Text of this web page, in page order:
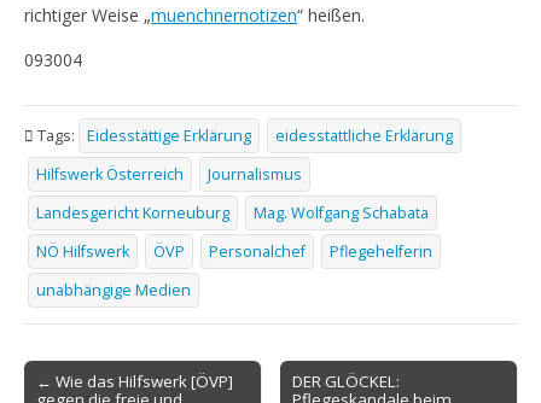
richtiger Weise „muenchnernotizen“ heißen.
093004
Tags: Eidesstättige Erklärung
eidesstattliche Erklärung
Hilfswerk Österreich
Journalismus
Landesgericht Korneuburg
Mag. Wolfgang Schabata
NÖ Hilfswerk
ÖVP Personalchef
Pflegehelferin
unabhängige Medien
Post
← Wie das Hilfswerk [ÖVP]
DER GLÖCKEL: